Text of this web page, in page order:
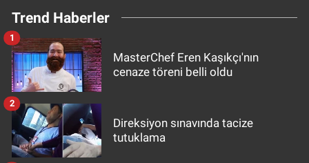
Trend Haberler
MasterChef Eren Kaşıkçı'nın
cenaze töreni belli oldu
1
Direksiyon sınavında tacize
tutuklama
2
Yerel Yaşam
Canlı Yayın